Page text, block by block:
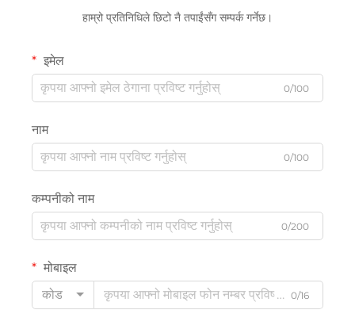
हाम्रो प्रतिनिधिले छिटो नै तपाईंसँग सम्पर्क गर्नेछ।
इमेल
0/100
नाम
0/100
कम्पनीको नाम
0/200
मोबाइल
कोड
0/16